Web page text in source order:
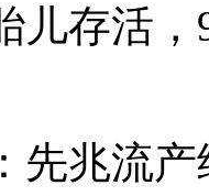
儿存活
兆流产